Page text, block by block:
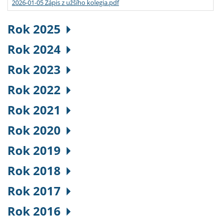
2026-01-05 Zápis z užšího kolegia.pdf
Rok 2025
Rok 2024
Rok 2023
Rok 2022
Rok 2021
Rok 2020
Rok 2019
Rok 2018
Rok 2017
Rok 2016